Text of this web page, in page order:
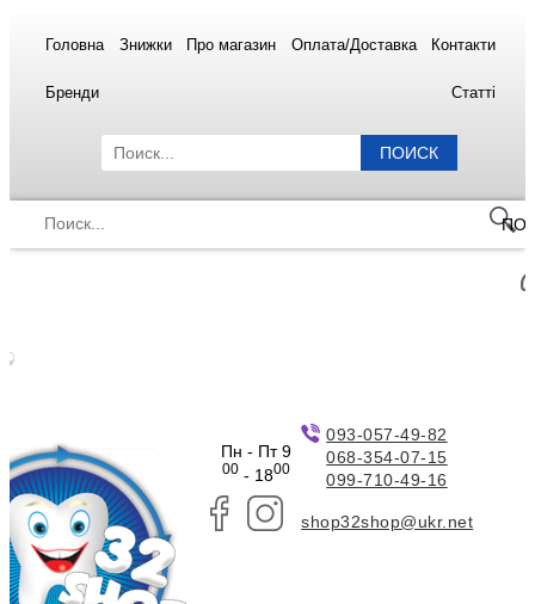
Головна Знижки Про магазин Оплата/Доставка Контакти
Бренди Статті
ПОИСК
Пн - Пт 9
00- 1800
093-057-49-82
068-354-07-15
099-710-49-16
shop32shop@ukr.net